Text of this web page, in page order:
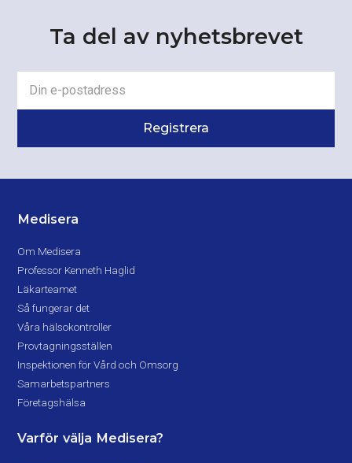
Ta del av nyhetsbrevet
Medisera
Om Medisera
Professor Kenneth Haglid
Läkarteamet
Så fungerar det
Våra hälsokontroller
Provtagningsställen
Inspektionen för Vård och Omsorg
Samarbetspartners
Företagshälsa
Varför välja Medisera?